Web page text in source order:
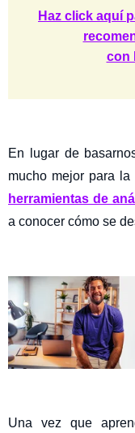
Haz click aquí
con
En lugar de
mucho mejor para
herramientas de
a conocer cómo se
Una vez que